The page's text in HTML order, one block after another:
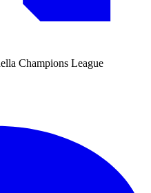
Champions League